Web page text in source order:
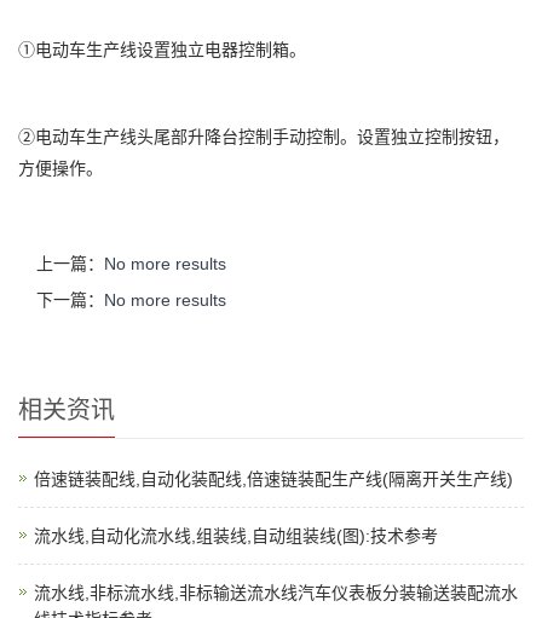
①电动车生产线设置独立电器控制箱。
②电动车生产线头尾部升降台控制手动控制。设置独立控制按钮，
方便操作。
上一篇： No more results
下一篇： No more results
相关资讯
倍速链装配线,自动化装配线,倍速链装配生产线(隔离开关生产线)
流水线,自动化流水线,组装线,自动组装线(图):技术参考
流水线,非标流水线,非标输送流水线汽车仪表板分装输送装配流水